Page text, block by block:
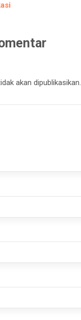
akan dipublikasikan.